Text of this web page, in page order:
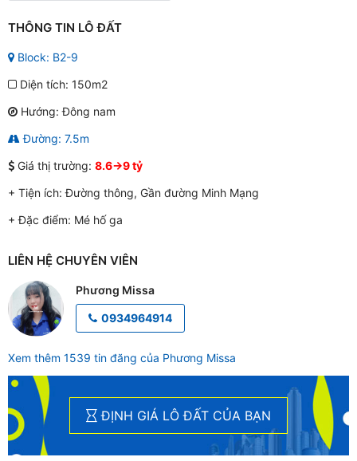
THÔNG TIN LÔ ĐẤT
Block: B2-9
Diện tích: 150m2
Hướng: Đông nam
Đường: 7.5m
Giá thị trường: 8.6->9 tỷ
+ Tiện ích:Đường thông, Gần đường Minh Mạng
+ Đặc điểm: Mé hố ga
LIÊN HỆ CHUYÊN VIÊN
Phương Missa
0934964914
Xem thêm 1539 tin đăng của Phương Missa
ĐỊNH GIÁ LÔ ĐẤT CỦA BẠN